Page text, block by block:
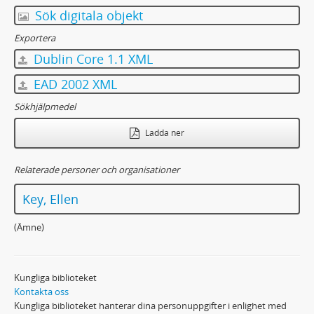
71 - Versbok ("Pappas verser"). Poem av Emil Key jämte avskrifter, nedskrivna av Ada Key-Pettersson.
73 - Emil Keys minnesbok ("Fars minnen"). Brev, dikter, anteckningar och tidningsurklipp.
74 - Tidningsartiklar av och om Emil Key samt dödsrunor över Emil Key.
75 - Ellen och Emil Key: diverse tidningsurklipp samt årsberättelser för Fröbergska stiftelsen och Norra Kalmar läns folkhögskola.
76 - Sophie Ottiliana Key, f Posse (1824-1884): dagbok 1848, dödsrunor samt likpredikan över Sophie Key och inskrifter på kista och kransar. Brev till Sophie Key.
77 - Brev till och från andra personer.
78 - Fotografier från Sundsholm med flera platser. Porträtt.
79 - Brev till Ellen från både svenskar och utlänningar
80:1-13 - Almanackor och anteckningsböcker
81 - Diverse manuskript och utkast till artiklar, föredrag m. m.
82 - Handlingar rörande Emil Key
83 - Diverse korrektur
87 - Skrifter
88 - Alta Dahlgrens papper
Sök digitala objekt
Exportera
Dublin Core 1.1 XML
EAD 2002 XML
Sökhjälpmedel
Ladda ner
Relaterade personer och organisationer
Key, Ellen
(Ämne)
Kungliga biblioteket
Kontakta oss
Kungliga biblioteket hanterar dina personuppgifter i enlighet med